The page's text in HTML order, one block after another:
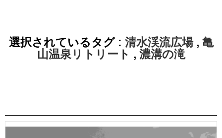
選択されているタグ : 清水渓流広場, 亀
山温泉リトリート , 濃溝の滝